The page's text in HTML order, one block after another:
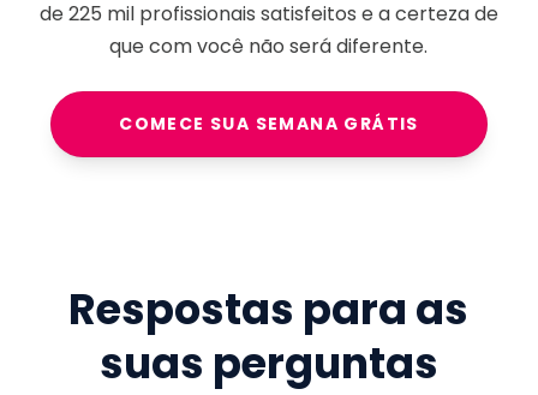
de225 milprofissionais satisfeitos e a certeza de
que com você não será diferente.
COMECE SUA SEMANA GRÁTIS
Respostas para as
suas perguntas